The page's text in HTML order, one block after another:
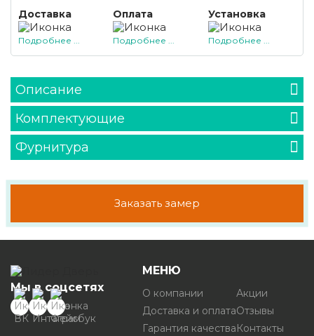
Доставка
Подробнее ...
Оплата
Подробнее ...
Установка
Подробнее ...
Описание
Комплектующие
Фурнитура
Заказать замер
Мы в соцсетях
МЕНЮ
О компании
Доставка и оплата
Гарантия качества
Акции
Отзывы
Контакты